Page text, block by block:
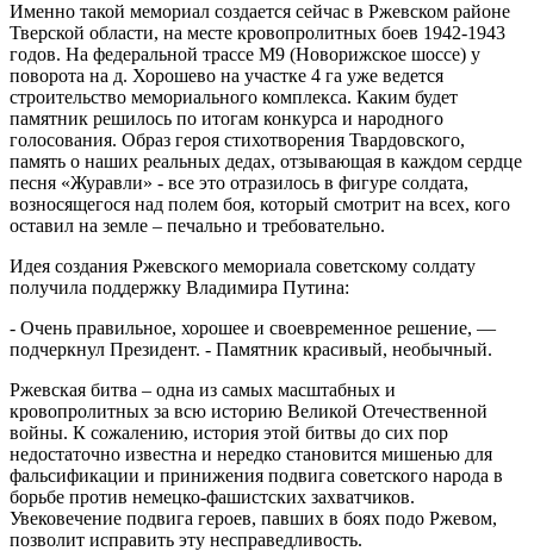
Именно такой мемориал создается сейчас в Ржевском районе
Тверской области, на месте кровопролитных боев 1942-1943
годов. На федеральной трассе М9 (Новорижское шоссе) у
поворота на д. Хорошево на участке 4 га уже ведется
строительство мемориального комплекса. Каким будет
памятник решилось по итогам конкурса и народного
голосования. Образ героя стихотворения Твардовского,
память о наших реальных дедах, отзывающая в каждом сердце
песня «Журавли» - все это отразилось в фигуре солдата,
возносящегося над полем боя, который смотрит на всех, кого
оставил на земле – печально и требовательно.
Идея создания Ржевского мемориала советскому солдату
получила поддержку Владимира Путина:
- Очень правильное, хорошее и своевременное решение, —
подчеркнул Президент. - Памятник красивый, необычный.
Ржевская битва – одна из самых масштабных и
кровопролитных за всю историю Великой Отечественной
войны. К сожалению, история этой битвы до сих пор
недостаточно известна и нередко становится мишенью для
фальсификации и принижения подвига советского народа в
борьбе против немецко-фашистских захватчиков.
Увековечение подвига героев, павших в боях подо Ржевом,
позволит исправить эту несправедливость.